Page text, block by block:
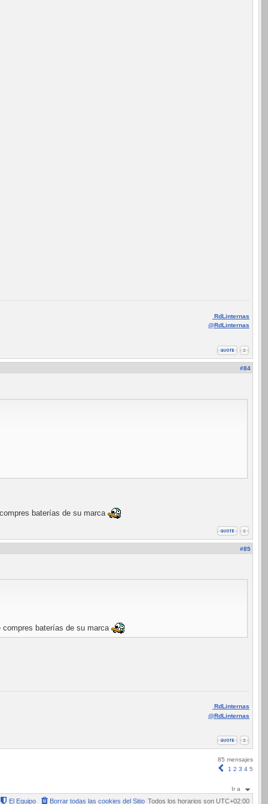
RdLinternas
@RdLinternas
#84
baterías de su marca
#85
compres baterías de su marca
RdLinternas
@RdLinternas
85 mensajes
Anterior
1 2 3 4 5
Ir a
Todos los horarios son UTC+02:00
Borrar todas las cookies del Sitio
El Equipo